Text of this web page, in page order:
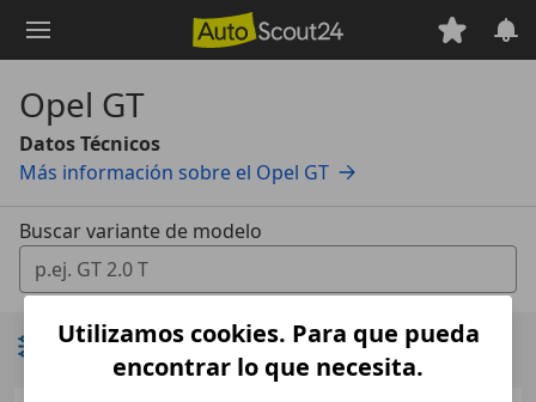
principal
Opel GT
Datos Técnicos
Buscar variante de modelo
Más información sobre el Opel GT
Filtrar resultados
Utilizamos cookies. Para que pueda
encontrar lo que necesita.